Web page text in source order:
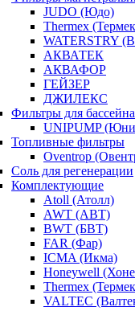
JUDO (Юдо)
Thermex
WATERSTRY
АКВАТЕК
АКВАФОР
ГЕЙЗЕР
ДЖИЛЕКС
Фильтры для бассейна
UNIPUMP
Топливные фильтры
Oventrop
Соль для регенерации
Комплектующие
Atoll (Атолл)
AWT (АВТ)
BWT (БВТ)
FAR (Фар)
ICMA (Икма)
Honeywell
Thermex
VALTEC